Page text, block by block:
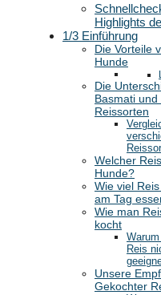
Highlights
1/3 Einführung
Die Vorteile
Hunde
Die
Basmati und
Reissorten
Welcher
Hunde?
Wie viel
am Tag
Wie man
kocht
Reis
Unsere
Gekochter